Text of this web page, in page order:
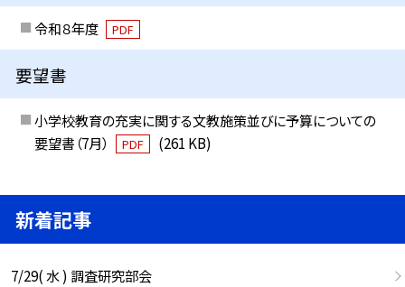
令和８年度 PDF
要望書
小学校教育の充実に関する文教施策並びに予算についての
要望書（7月）
PDF (261 KB)
新着記事
7/29( 水 ) 調査研究部会